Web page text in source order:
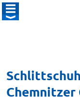
Chemnitzer